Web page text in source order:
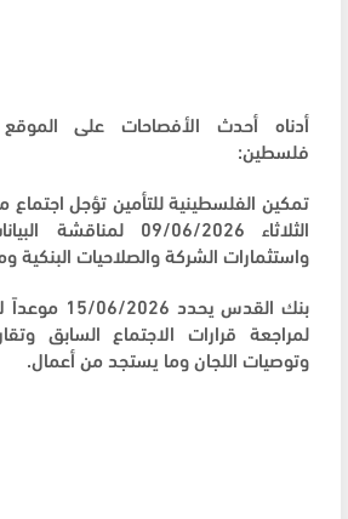
أدناه أحدث الأفصاحات على الموقع
فلسطين:
تمكين الفلسطينية للتأمين تؤجل اجتماع
الثلاثاء 09/06/2026
واستثمارات الشركة والصلاحيات البنكية
بنك القدس
لمراجعة قرارات الاجتماع السابق
وتوصيات اللجان وما يستجد من أعمال.